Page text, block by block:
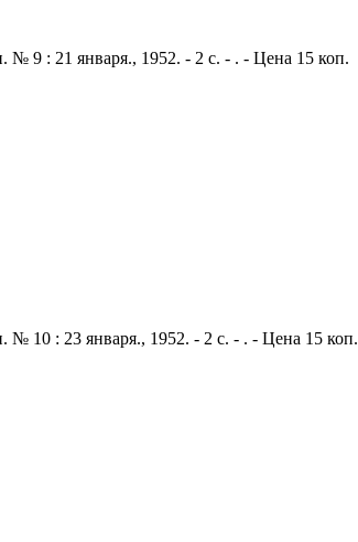
№ 9 : 21 января., 1952. - 2 с. - . - Цена 15 коп.
№ 10 : 23 января., 1952. - 2 с. - . - Цена 15 коп.